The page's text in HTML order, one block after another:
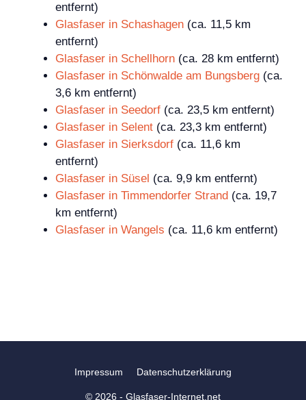
entfernt)
Glasfaser in Schashagen (ca. 11,5 km
entfernt)
Glasfaser in Schellhorn (ca. 28 km entfernt)
Glasfaser in Schönwalde am Bungsberg (ca.
3,6 km entfernt)
Glasfaser in Seedorf (ca. 23,5 km entfernt)
Glasfaser in Selent (ca. 23,3 km entfernt)
Glasfaser in Sierksdorf (ca. 11,6 km
entfernt)
Glasfaser in Süsel (ca. 9,9 km entfernt)
Glasfaser in Timmendorfer Strand (ca. 19,7
km entfernt)
Glasfaser in Wangels (ca. 11,6 km entfernt)
Impressum Datenschutzerklärung
© 2026 - Glasfaser-Internet.net